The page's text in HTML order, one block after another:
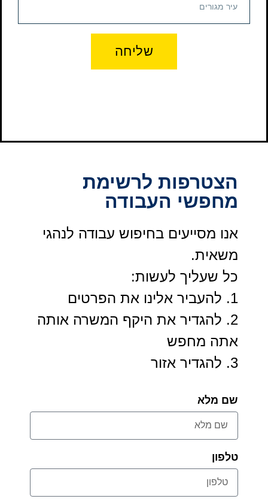
שליחה
הצטרפות לרשימת
מחפשי העבודה
אנו מסייעים בחיפוש עבודה לנהגי
משאית.
כל שעליך לעשות:
1. להעביר אלינו את הפרטים
2. להגדיר את היקף המשרה אותה
אתה מחפש
3. להגדיר אזור
שם מלא
טלפון